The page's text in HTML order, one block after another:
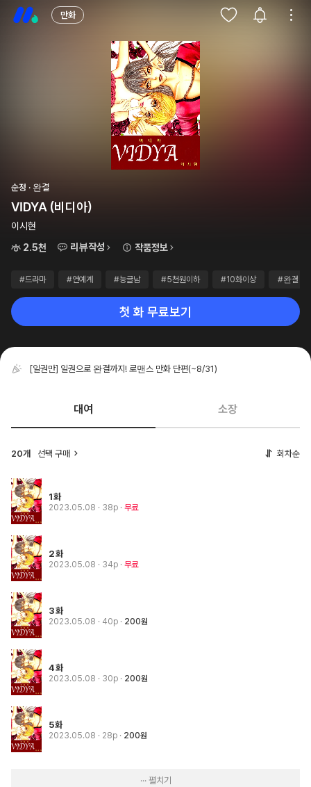
만화
순정 · 완결
VIDYA (비디아)
이시현
2.5천
리뷰작성 작품정보
#드라마 #연예계 #능글남 #5천원이하 #10화이상 #완결
첫 화 무료보기
[일권만] 일권으로 완결까지! 로맨스 만화 단편(~8/31)
대여 소장
20개 선택 구매 회차순
1화
2023.05.08 · 38p 무료
2화
2023.05.08 · 34p 무료
3화
2023.05.08 · 40p 200원
4화
2023.05.08 · 30p 200원
5화
2023.05.08 · 28p 200원
··· 펼치기